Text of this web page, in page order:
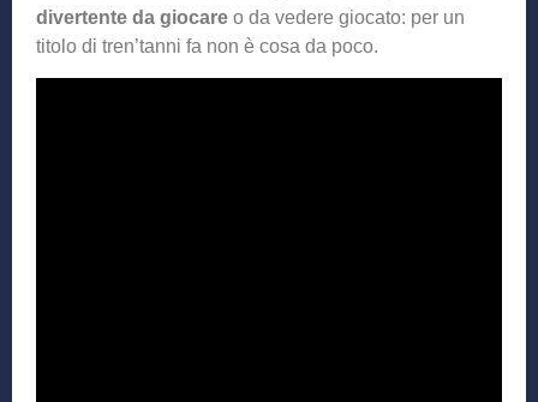
divertente da giocare o da vedere giocato: per un
titolo di tren’tanni fa non è cosa da poco.